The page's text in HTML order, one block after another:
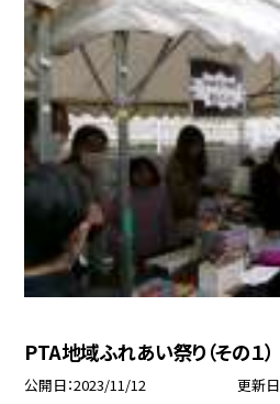
PTA地域ふれあい祭り（その１）
公開日 2023/11/12 更新日